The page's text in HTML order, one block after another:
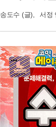
송도수 (글), 서정